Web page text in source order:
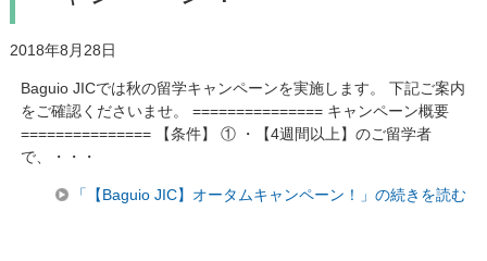
2018年8月28日
Baguio JICでは秋の留学キャンペーンを実施します。 下記ご案内
をご確認くださいませ。 =============== キャンペーン概要
=============== 【条件】 ① ・【4週間以上】のご留学者
で、・・・
「【Baguio JIC】オータムキャンペーン！」の続きを読む